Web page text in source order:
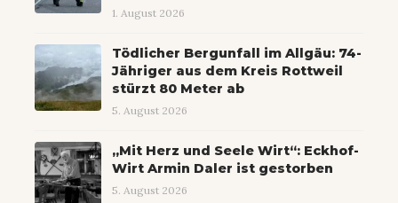
1. August 2026
Tödlicher Bergunfall im Allgäu: 74-
Jähriger aus dem Kreis Rottweil
stürzt 80 Meter ab
5. August 2026
„Mit Herz und Seele Wirt“: Eckhof-
Wirt Armin Daler ist gestorben
5. August 2026